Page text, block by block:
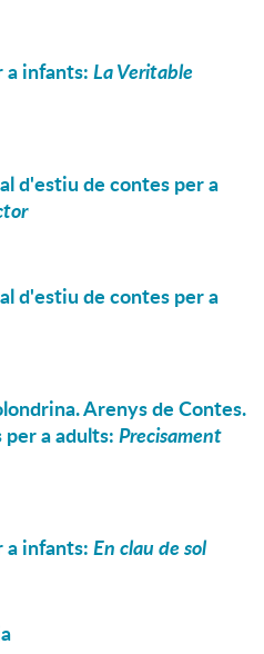
a infants:La Veritable
d'estiu de contes per a
d'estiu de contes per a
Arenys de Contes.
a adults:Precisament
a infants:En clau de sol